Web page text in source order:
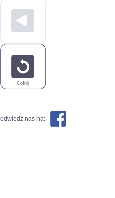
Cofnij
odwiedź nas na: